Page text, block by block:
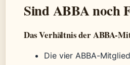
Sind ABBA noch
Das Verhältnis der ABBA-
Die vier ABBA-